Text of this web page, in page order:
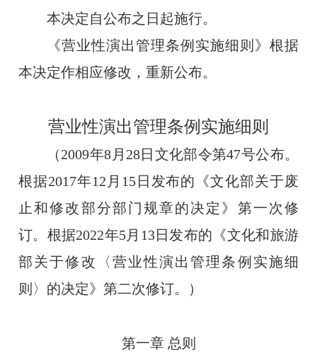
本决定自公布之日起施行。
《营业性演出管理条例实施细则》根据
本决定作相应修改，重新公布。
营业性演出管理条例实施细则
（2009年8 月 28日文化部令第47号公布。
根据2017年12 月 15日发布的《文化部关于废
止和修改部分部门规章的决定》第一次修
订。根据2022年5月 13日发布的《文化和旅游
部关于修改〈营业性演出管理条例实施细
则〉的决定》第二次修订。）
第一章 总则